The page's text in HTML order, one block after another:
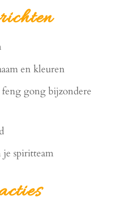
en kleuren
gong bijzondere
je spiritteam